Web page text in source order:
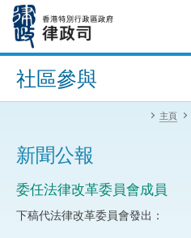
內
進階搜尋
社區參與
主頁
新聞公報
委任法律改革委員會成員
下稿代法律改革委員會發出：